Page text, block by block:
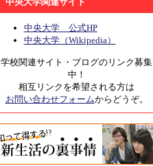
中央大学 公式HP
中央大学（Wikipedia）
学校関連サイト・ブログのリンク募集
中！
相互リンクを希望される方は
お問い合わせフォームからどうぞ。